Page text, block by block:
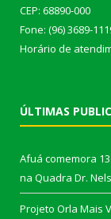
CEP: 68890-000
Fone: (96) 3689-
Horário de
ÚLTIMAS
Afuá comemora
na Quadra Dr.
Projeto Orla Mais